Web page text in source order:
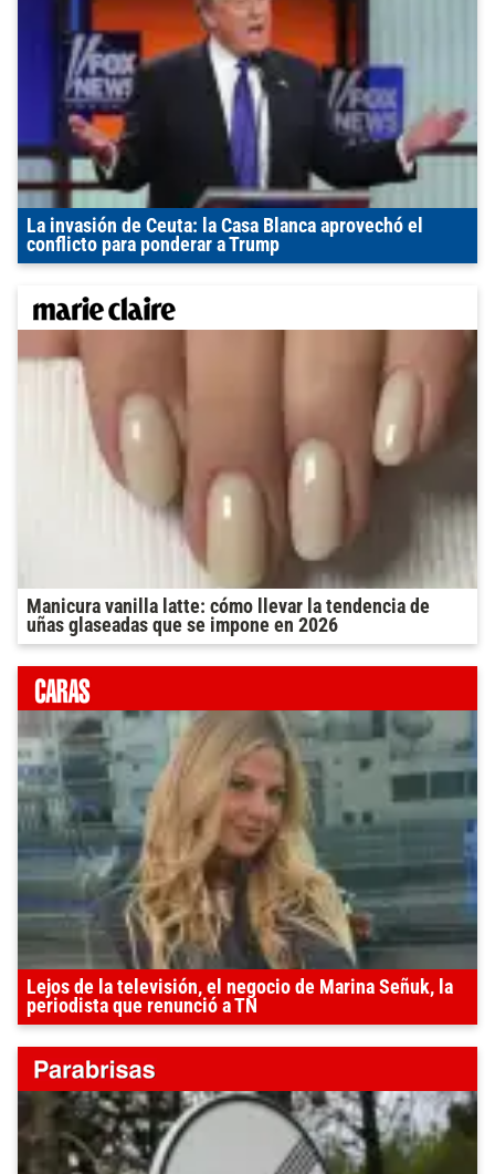
La invasión de Ceuta: la Casa Blanca aprovechó el
conflicto para ponderar a Trump
Manicura vanilla latte: cómo llevar la tendencia de
uñas glaseadas que se impone en 2026
Lejos de la televisión, el negocio de Marina Señuk, la
periodista que renunció a TN